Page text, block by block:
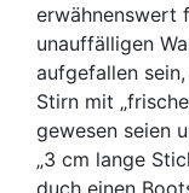
erwähnenswert
unauffälligen
aufgefallen
Stirn mit
gewesen seien
„3 cm lange
duch einen